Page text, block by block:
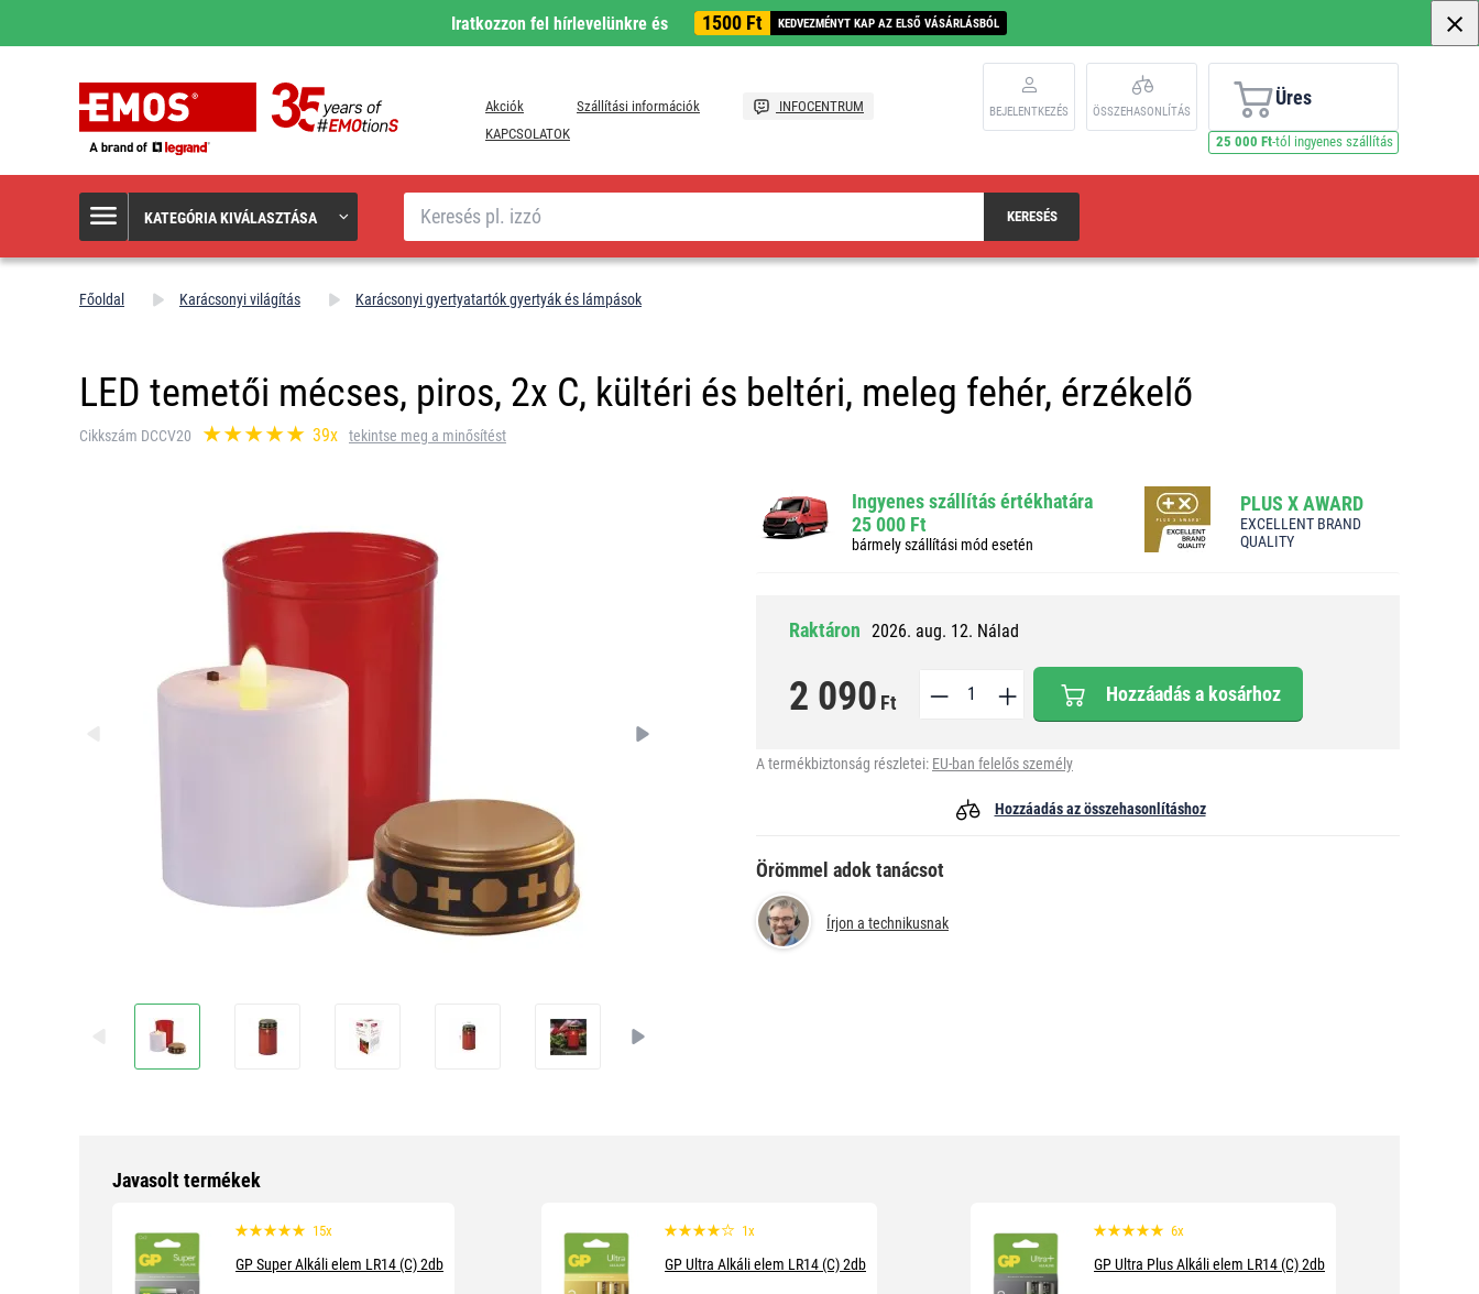
Iratkozzon fel hírlevelünkre és 1500 Ft KEDVEZMÉNYT KAP AZ ELSŐ VÁSÁRLÁSBÓL
Akciók Szállítási információk
INFOCENTRUM
KAPCSOLATOK
BEJELENTKEZÉS ÖSSZEHASONLÍTÁS
Üres
25 000 Ft-tól ingyenes szállítás
KATEGÓRIA KIVÁLASZTÁSA
Keresés
KERESÉS
Főoldal Karácsonyi világítás Karácsonyi gyertyatartók gyertyák és lámpások
LED temetői mécses, piros, 2x C, kültéri és beltéri, meleg fehér, érzékelő
Cikkszám DCCV20 39x tekintse meg a minősítést
Ingyenes szállítás értékhatára
25 000 Ft
bármely szállítási mód esetén
PLUS X AWARD
EXCELLENT BRAND
QUALITY
Raktáron 2026. aug. 12. Nálad
2 090 Ft Hozzáadás a kosárhoz
A termékbiztonság részletei: EU-ban felelős személy
Hozzáadás az összehasonlításhoz
Örömmel adok tanácsot
Írjon a technikusnak
Javasolt termékek
15x
GP Super Alkáli elem LR14 (C) 2db
1x
GP Ultra Alkáli elem LR14 (C) 2db
6x
GP Ultra Plus Alkáli elem LR14 (C) 2db